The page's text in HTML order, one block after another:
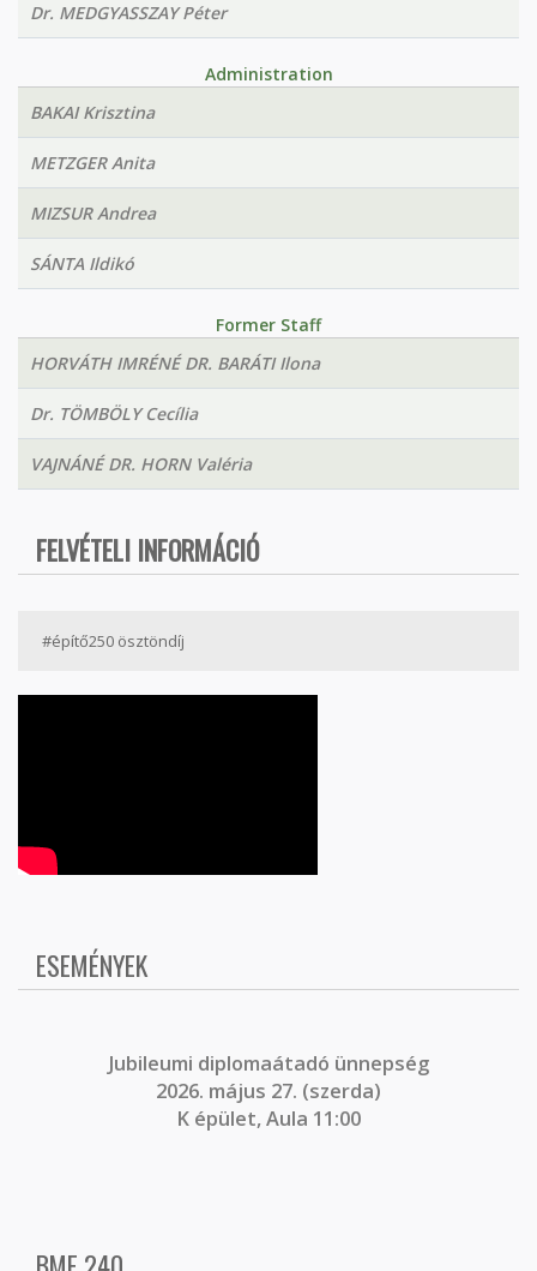
Dr. MEDGYASSZAY Péter
Administration
BAKAI Krisztina
METZGER Anita
MIZSUR Andrea
SÁNTA Ildikó
Former Staff
HORVÁTH IMRÉNÉ DR. BARÁTI Ilona
Dr. TÖMBÖLY Cecília
VAJNÁNÉ DR. HORN Valéria
FELVÉTELI INFORMÁCIÓ
#építő250 ösztöndíj
ESEMÉNYEK
Jubileumi diplomaátadó ünnepség
2026. május 27. (szerda)
K épület, Aula 11:00